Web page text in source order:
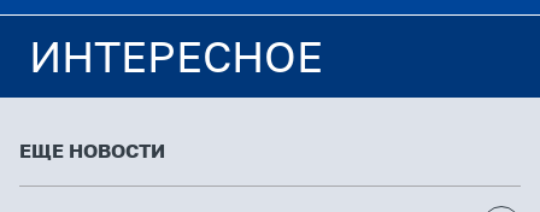
ИНТЕРЕСНОЕ
ЕЩЕ НОВОСТИ